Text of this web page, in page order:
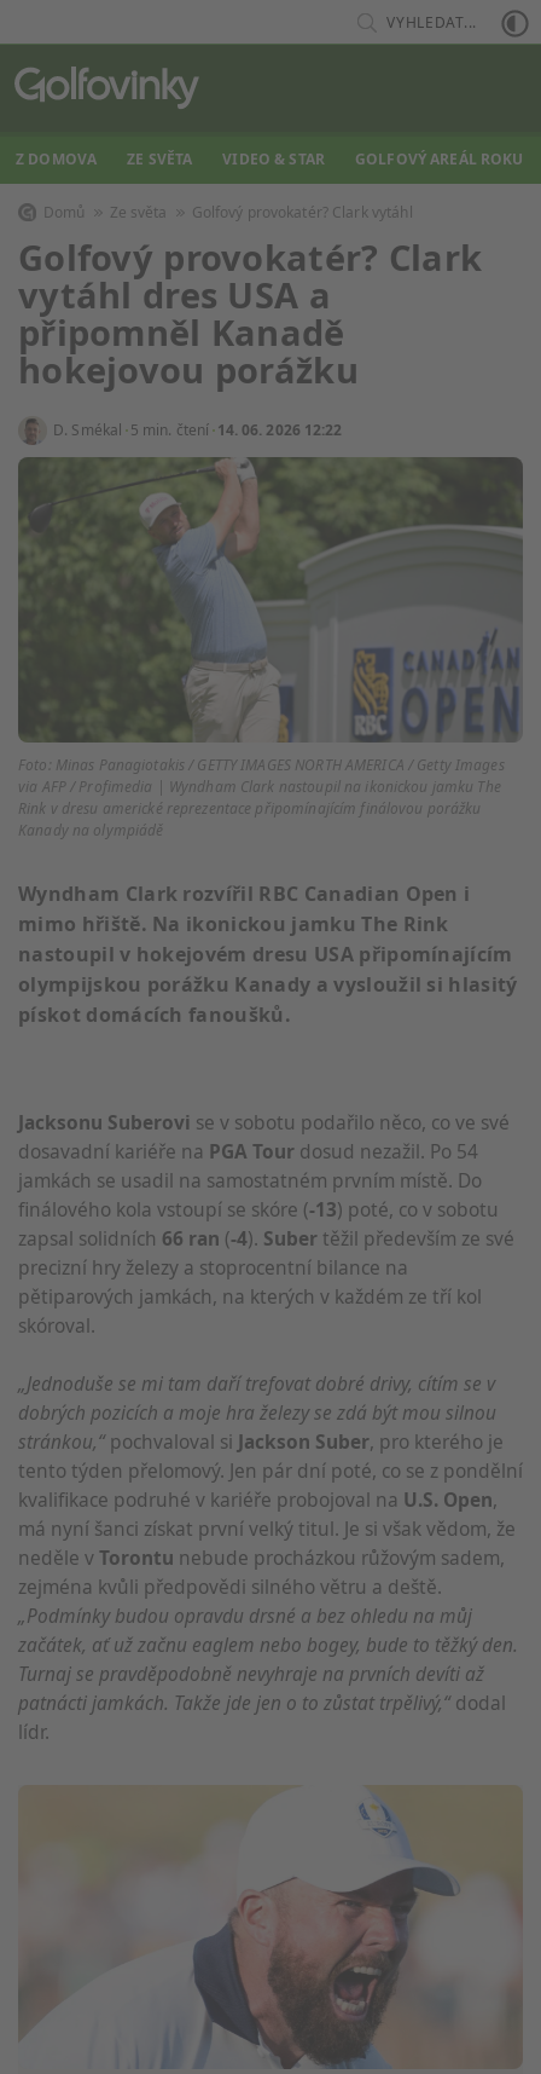
VYHLEDAT...
Z DOMOVA ZE SVĚTA VIDEO & STAR GOLFOVÝ AREÁL ROKU
Domů Ze světa Golfový provokatér? Clark vytáhl
Golfový provokatér? Clark
vytáhl dres USA a
připomněl Kanadě
hokejovou porážku
D. Smékal 5 min. čtení 14. 06. 2026 12:22
Foto: Minas Panagiotakis / GETTY IMAGES NORTH AMERICA / Getty Images
via AFP / Profimedia | Wyndham Clark nastoupil na ikonickou jamku The
Rink v dresu americké reprezentace připomínajícím finálovou porážku
Kanady na olympiádě
Wyndham Clark rozvířil RBC Canadian Open i
mimo hřiště. Na ikonickou jamku The Rink
nastoupil v hokejovém dresu USA připomínajícím
olympijskou porážku Kanady a vysloužil si hlasitý
pískot domácích fanoušků.
Jacksonu Suberovi se v sobotu podařilo něco, co ve své
dosavadní kariéře na PGA Tour dosud nezažil. Po 54
jamkách se usadil na samostatném prvním místě. Do
finálového kola vstoupí se skóre (-13) poté, co v sobotu
zapsal solidních 66 ran (-4). Suber těžil především ze své
precizní hry železy a stoprocentní bilance na
pětiparových jamkách, na kterých v každém ze tří kol
skóroval.
„Jednoduše se mi tam daří trefovat dobré drivy, cítím se v
dobrých pozicích a moje hra železy se zdá být mou silnou
stránkou,“pochvaloval si Jackson Suber, pro kterého je
tento týden přelomový. Jen pár dní poté, co se z pondělní
kvalifikace podruhé v kariéře probojoval na U.S. Open,
má nyní šanci získat první velký titul. Je si však vědom, že
neděle vTorontu nebude procházkou růžovým sadem,
zejména kvůli předpovědi silného větru a deště.
„Podmínky budou opravdu drsné a bez ohledu na můj
začátek, ať už začnu eaglem nebo bogey, bude to těžký den.
Turnaj se pravděpodobně nevyhraje na prvních devíti až
patnácti jamkách. Takže jde jen o to zůstat trpělivý,“dodal
lídr.